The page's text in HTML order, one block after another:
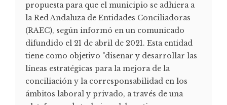
propuesta para que el municipio se adhiera a
la Red Andaluza de Entidades Conciliadoras
(RAEC), según informó en un comunicado
difundido el 21 de abril de 2021. Esta entidad
tiene como objetivo "diseñar y desarrollar las
líneas estratégicas para la mejora de la
conciliación y la corresponsabilidad en los
ámbitos laboral y privado, a través de una